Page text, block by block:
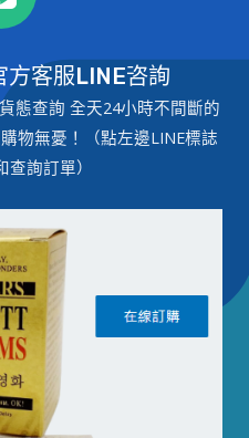
方客服LINE咨詢
態查詢 全天24小時不間斷的
物無憂！（點左邊LINE標誌
詢訂單）